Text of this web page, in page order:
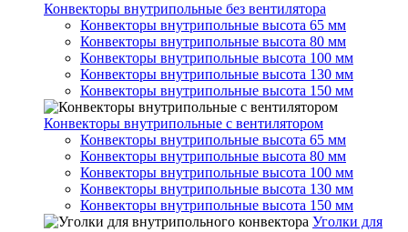
Конвекторы внутрипольные без вентилятора
Конвекторы внутрипольные высота 65 мм
Конвекторы внутрипольные высота 80 мм
Конвекторы внутрипольные высота 100 мм
Конвекторы внутрипольные высота 130 мм
Конвекторы внутрипольные высота 150 мм
Конвекторы внутрипольные с вентилятором
Конвекторы внутрипольные высота 65 мм
Конвекторы внутрипольные высота 80 мм
Конвекторы внутрипольные высота 100 мм
Конвекторы внутрипольные высота 130 мм
Конвекторы внутрипольные высота 150 мм
Уголки для